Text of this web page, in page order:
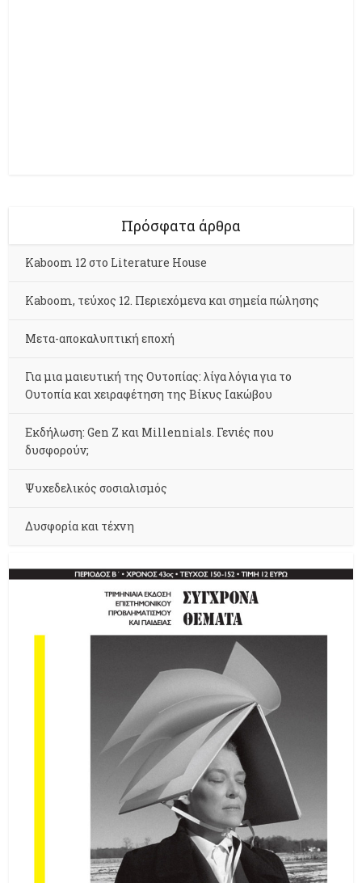
Πρόσφατα άρθρα
Kaboom 12 στο Literature House
Kaboom, τεύχος 12. Περιεχόμενα και σημεία πώλησης
Μετα-αποκαλυπτική εποχή
Για μια μαιευτική της Ουτοπίας: λίγα λόγια για το
Ουτοπία και χειραφέτηση της Βίκυς Ιακώβου
Εκδήλωση: Gen Z και Millennials. Γενιές που
δυσφορούν;
Ψυχεδελικός σοσιαλισμός
Δυσφορία και τέχνη